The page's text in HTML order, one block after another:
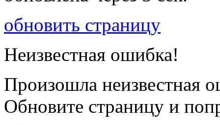
обновить страницу
Неизвестная ошибка!
Произошла неизвестная
Обновите страницу и